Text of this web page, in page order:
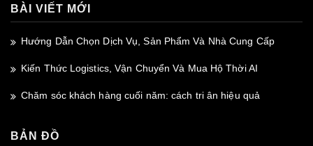
BÀI VIẾT MỚI
Hướng Dẫn Chọn Dịch Vụ, Sản Phẩm Và Nhà Cung Cấp
Kiến Thức Logistics, Vận Chuyển Và Mua Hộ Thời AI
Chăm sóc khách hàng cuối năm: cách tri ân hiệu quả
BẢN ĐỒ